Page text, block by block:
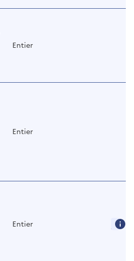
Entier
Entier
Entier